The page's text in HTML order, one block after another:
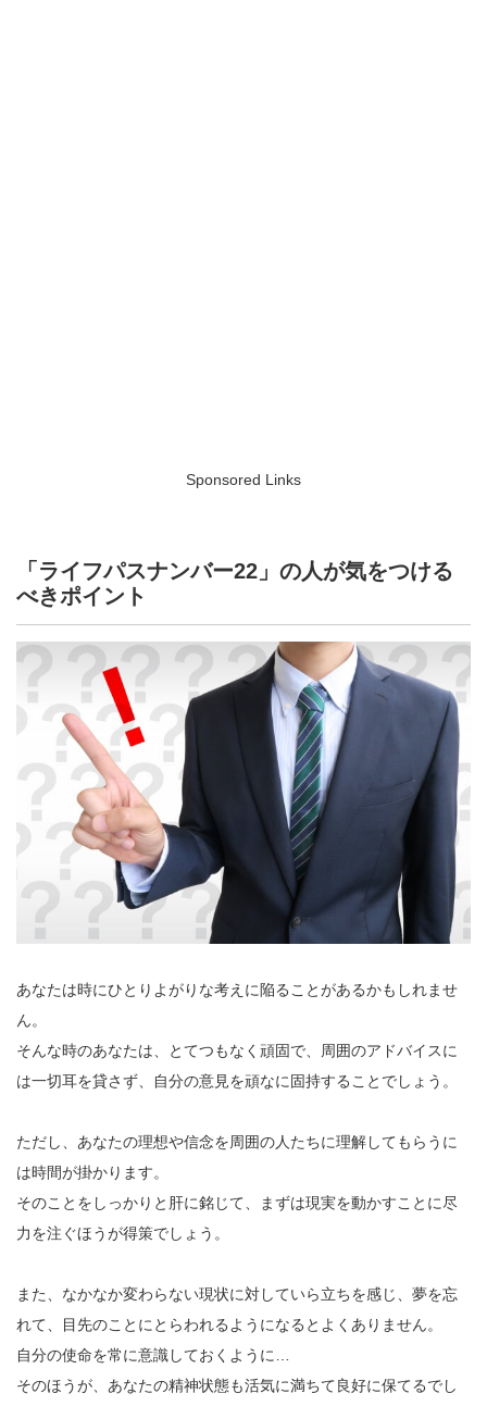
Sponsored Links
「ライフパスナンバー22」の人が気をつける
べきポイント
あなたは時にひとりよがりな考えに陥ることがあるかもしれませ
ん。
そんな時のあなたは、とてつもなく頑固で、周囲のアドバイスに
は一切耳を貸さず、自分の意見を頑なに固持することでしょう。
ただし、あなたの理想や信念を周囲の人たちに理解してもらうに
は時間が掛かります。
そのことをしっかりと肝に銘じて、まずは現実を動かすことに尽
力を注ぐほうが得策でしょう。
また、なかなか変わらない現状に対していら立ちを感じ、夢を忘
れて、目先のことにとらわれるようになるとよくありません。
自分の使命を常に意識しておくように…
そのほうが、あなたの精神状態も活気に満ちて良好に保てるでし